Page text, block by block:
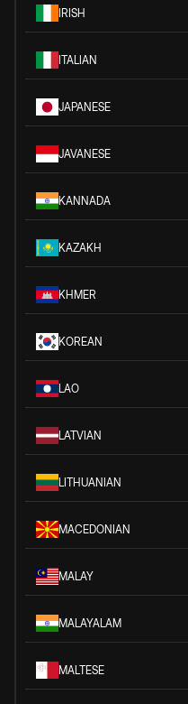
IRISH
ITALIAN
JAPANESE
JAVANESE
KANNADA
KAZAKH
KHMER
KOREAN
LAO
LATVIAN
LITHUANIAN
MACEDONIAN
MALAY
MALAYALAM
MALTESE